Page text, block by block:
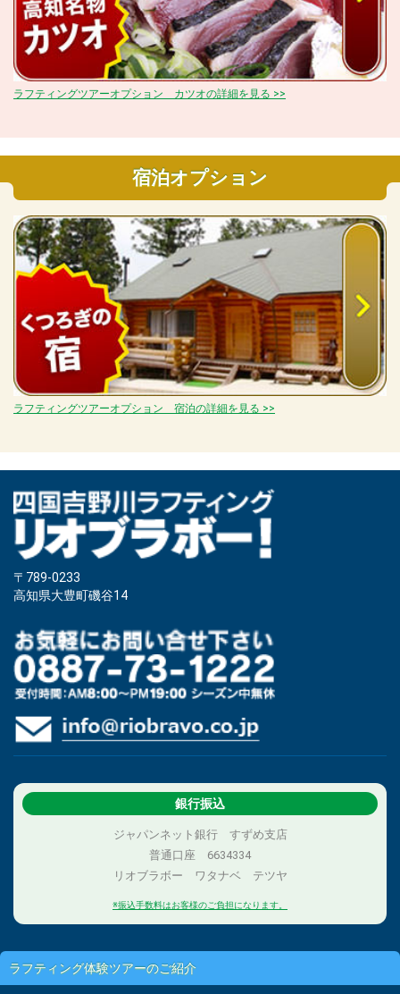
ラフティングツアーオプション カツオの詳細を見る >>
宿泊オプション
ラフティングツアーオプション 宿泊の詳細を見る >>
〒789-0233
高知県大豊町磯谷14
銀行振込
ジャパンネット銀行 すずめ支店
普通口座 6634334
リオブラボー ワタナベ テツヤ
※振込手数料はお客様のご負担になります。
ラフティング体験ツアーのご紹介